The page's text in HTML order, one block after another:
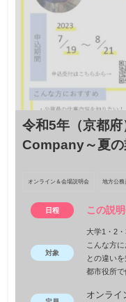
令和5年（京都
Company～夏の
オンライン＆会場説明会 地方公務
日程 この説
対象
大学1・2
こんな方
との違い
都市役所で
オンライ